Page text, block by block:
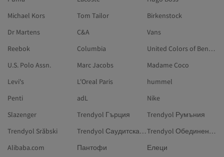
Michael Kors
Tom Tailor
Birkenstock
Dr Martens
C&A
Vans
Reebok
Columbia
United Colors of Benetton
U.S. Polo Assn.
Marc Jacobs
Madame Coco
Levi's
L'Oreal Paris
hummel
Penti
adL
Nike
Slazenger
Trendyol Гърция
Trendyol Румъния
Trendyol Srăbski
Trendyol Саудитска Арабия
Trendyol Обединени арабски емирства
Alibaba.com
Пантофи
Елеци